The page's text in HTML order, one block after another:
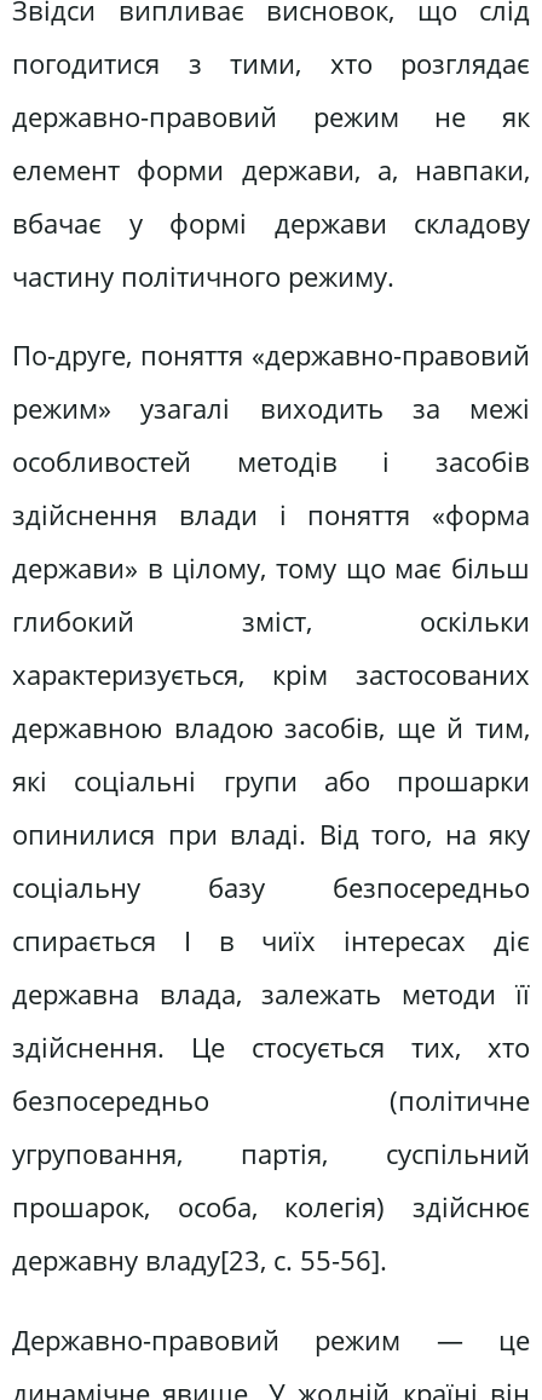
Звідси випливає висновок, що слід
погодитися з тими, хто розглядає
державно-правовий режим не як
елемент форми держави, а, навпаки,
вбачає у формі держави складову
частину політичного режиму.
По-друге, поняття «державно-правовий
режим» узагалі виходить за межі
особливостей методів і засобів
здійснення влади і поняття «форма
держави» в цілому, тому що має більш
глибокий зміст, оскільки
характеризується, крім застосованих
державною владою засобів, ще й тим,
які соціальні групи або прошарки
опинилися при владі. Від того, на яку
соціальну базу безпосередньо
спирається І в чиїх інтересах діє
державна влада, залежать методи її
здійснення. Це стосується тих, хто
безпосередньо (політичне
угруповання, партія, суспільний
прошарок, особа, колегія) здійснює
державну владу[23, c. 55-56].
Державно-правовий режим — це